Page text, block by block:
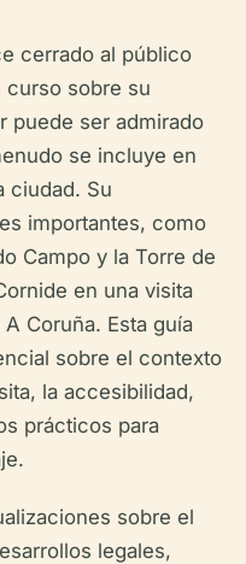
cerrado al público
curso sobre su
puede ser admirado
se incluye en
ciudad. Su
importantes, como
Campo y la Torre de
en una visita
Coruña. Esta guía
sobre el contexto
la accesibilidad,
prácticos para
sobre el
legales,